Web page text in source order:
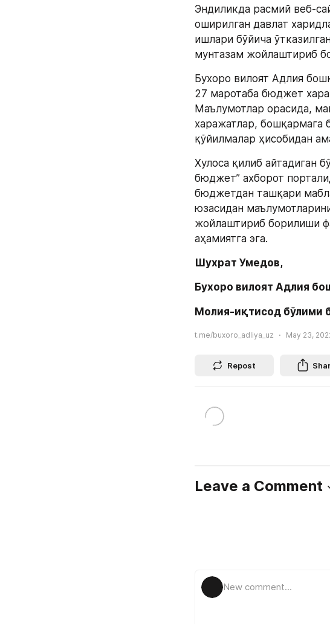
Эндиликда расмий веб-
оширилган давлат
ишлари бўйича
мунтазам жойлаштириб
Бухоро вилоят Адлия
27 маротаба бюджет
Маълумотлар орасида,
харажатлар, бошқармага
қўйилмалар ҳисобидан
Хулоса қилиб айтадиган
бюджет” ахборот
бюджетдан ташқари
юзасидан
жойлаштириб борилиши
аҳамиятга эга.
Шухрат Умедов,
Бухоро вилоят Адлия
Молия-иқтисод бўлими
t.me/buxoro_adliya_uz May 23,
Repost
Leave a Comment